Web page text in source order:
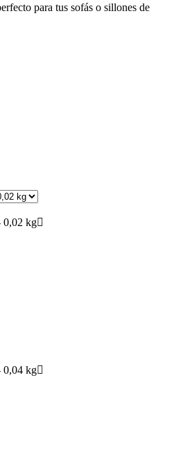
para tus sofás o sillones de
0,02 kg
0,04 kg